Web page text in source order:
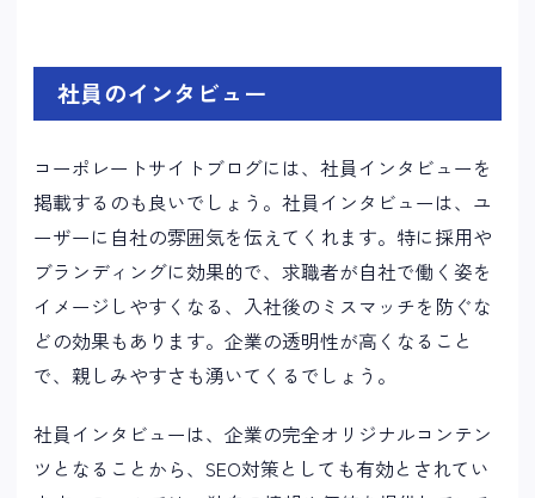
社員のインタビュー
コーポレートサイトブログには、社員インタビューを
掲載するのも良いでしょう。社員インタビューは、ユ
ーザーに自社の雰囲気を伝えてくれます。特に採用や
ブランディングに効果的で、求職者が自社で働く姿を
イメージしやすくなる、入社後のミスマッチを防ぐな
どの効果もあります。企業の透明性が高くなること
で、親しみやすさも湧いてくるでしょう。
社員インタビューは、企業の完全オリジナルコンテン
ツとなることから、SEO対策としても有効とされてい